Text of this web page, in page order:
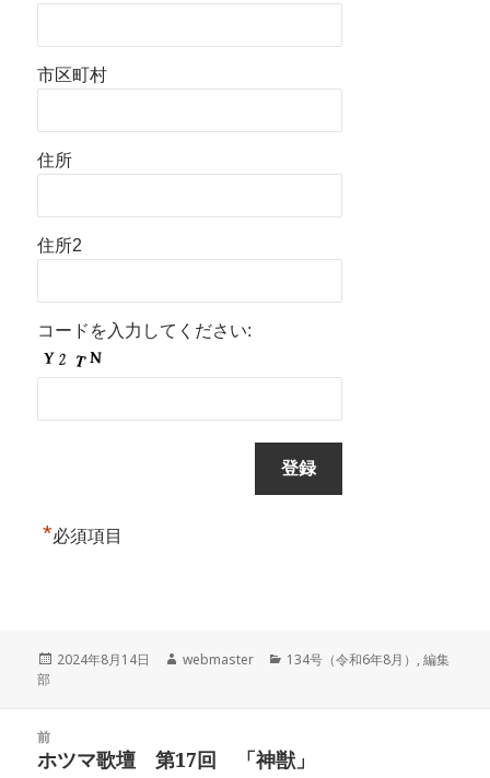
市区町村
住所
住所2
コードを入力してください:
*必須項目
投
2024年8月14日
作
webmaster
カ
134号（令和6年8月） ,編集
部
前
前
ホツマ歌壇 第17回 「神獣」